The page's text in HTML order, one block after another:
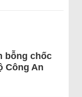
bỗng chốc
Công An